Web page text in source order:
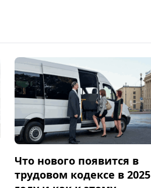
Что нового появится в
трудовом кодексе в 2025